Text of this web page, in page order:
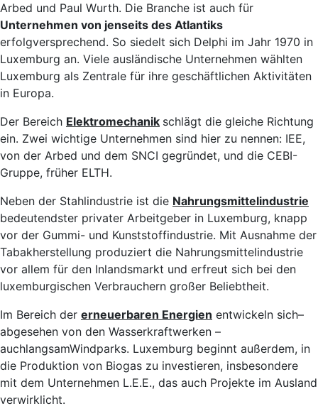
Arbed und Paul Wurth. Die Branche ist auch für
Unternehmen von jenseits des Atlantiks
erfolgversprechend. So siedelt sich Delphi im Jahr 1970 in
Luxemburg an. Viele ausländische Unternehmen wählten
Luxemburg als Zentrale für ihre geschäftlichen Aktivitäten
in Europa.
Der Bereich Elektromechanik schlägt die gleiche Richtung
ein. Zwei wichtige Unternehmen sind hier zu nennen: IEE,
von der Arbed und dem SNCI gegründet, und die CEBI-
Gruppe, früher ELTH.
Neben der Stahlindustrie ist die Nahrungsmittelindustrie
bedeutendster privater Arbeitgeber in Luxemburg, knapp
vor der Gummi- und Kunststoffindustrie. Mit Ausnahme der
Tabakherstellung produziert die Nahrungsmittelindustrie
vor allem für den Inlandsmarkt und erfreut sich bei den
luxemburgischen Verbrauchern großer Beliebtheit.
Im Bereich der erneuerbaren Energien entwickeln sich–
abgesehen von den Wasserkraftwerken –
auchlangsamWindparks. Luxemburg beginnt außerdem, in
die Produktion von Biogas zu investieren, insbesondere
mit dem Unternehmen L.E.E., das auch Projekte im Ausland
verwirklicht.